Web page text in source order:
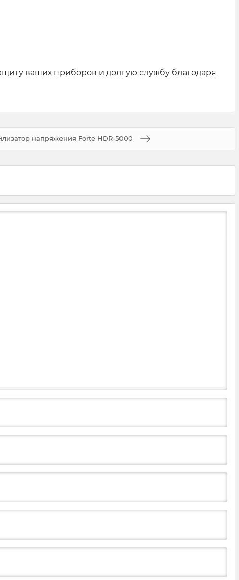
ваших приборов и долгую службу благодаря
напряжения Forte HDR-5000